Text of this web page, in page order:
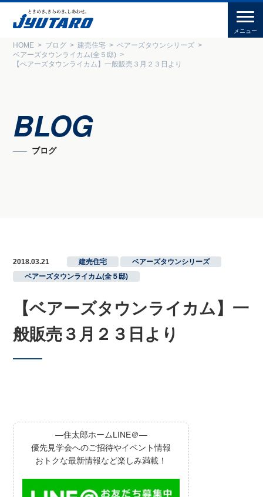
HOME ブログ 建売住宅
ベアーズタウンシリーズ
ベアーズタウンライカム(全５邸)
【ベアーズタウンライカム】一般販売３月２３日より
BLOG
ブログ
2018.03.21 建売住宅 ベアーズタウンシリーズ
ベアーズタウンライカム(全５邸)
【ベアーズタウンライカム】一
般販売３月２３日より
―住太郎ホームLINE＠―
優先見学会へのご招待やイベント情報
おトクな最新情報など楽しみ満載！